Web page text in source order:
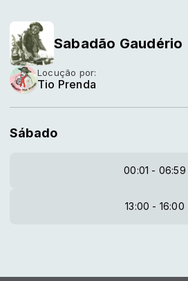
Sabadão Gaudério
Locução por:
Tio Prenda
Sábado
00:01 - 06:59
13:00 - 16:00